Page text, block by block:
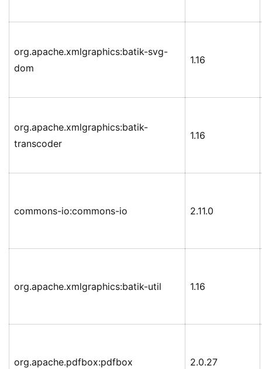
org.apache.xmlgraphics:batik-svg-
dom
1.16
org.apache.xmlgraphics:batik-
transcoder
1.16
commons-io:commons-io 2.11.0
org.apache.xmlgraphics:batik-util 1.16
org.apache.pdfbox:pdfbox 2.0.27